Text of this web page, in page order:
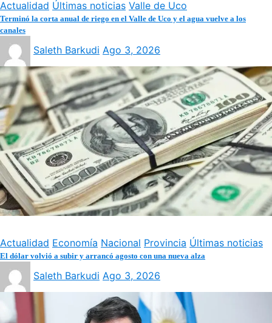
Actualidad Últimas noticias Valle de Uco
Terminó la corta anual de riego en el Valle de Uco y el agua vuelve a los
canales
Saleth Barkudi Ago 3, 2026
Actualidad Economía Nacional Provincia Últimas noticias
El dólar volvió a subir y arrancó agosto con una nueva alza
Saleth Barkudi Ago 3, 2026